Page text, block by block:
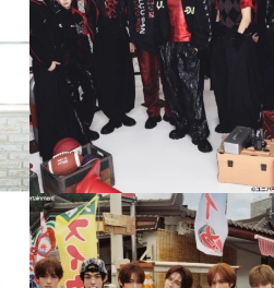
8月 4
4 0
musicjapantv
💡8月特番放送決定！
...
8月 4